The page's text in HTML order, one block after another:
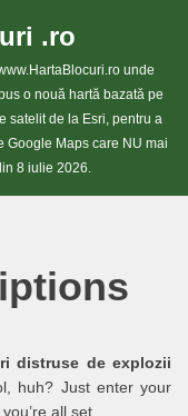
.ro
unde
o nouă hartă bazată pe
satelit de la Esri, pentru a
Google Maps care NU mai
8 iulie 2026.
distruse de explozii
huh? Just enter your
all set.